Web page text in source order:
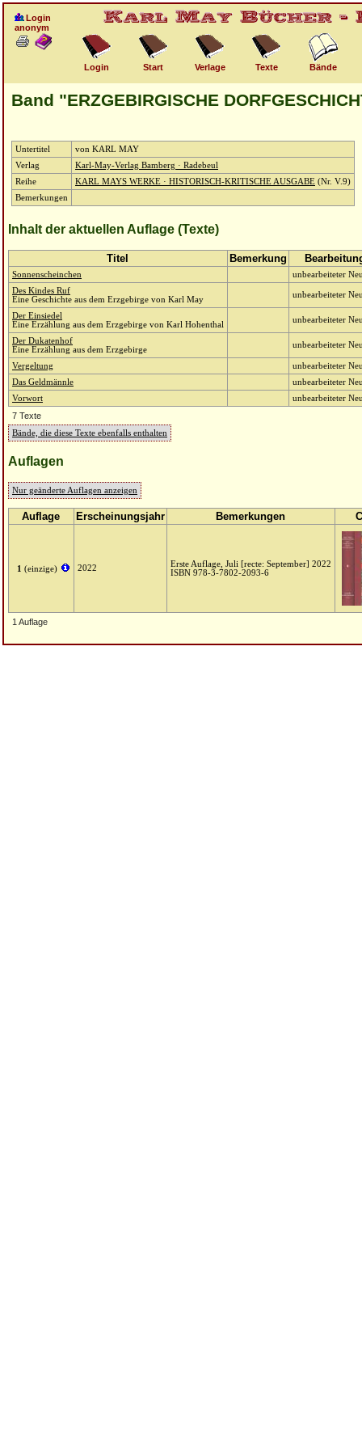
Login
anonym
Login Start Verlage Texte Bände
Band "ERZGEBIRGISCHE
Untertitel
von KARL MAY
Verlag
Karl-May-Verlag Bamberg · Radebeul
Reihe
KARL MAYS WERKE · HISTORISCH-KRITISCHE AUSGABE (Nr. V.9)
Bemerkungen
Inhalt der aktuellen Auflage (Texte)
Titel Bemerkung
Sonnenscheinchen
unbearbeiteter
Des Kindes Ruf
Eine Geschichte aus dem Erzgebirge von Karl May
unbearbeiteter
Der Einsiedel
Eine Erzählung aus dem Erzgebirge von Karl Hohenthal
unbearbeiteter
Der Dukatenhof
Eine Erzählung aus dem Erzgebirge
unbearbeiteter
Vergeltung
unbearbeiteter
Das Geldmännle
unbearbeiteter
Vorwort
unbearbeiteter
7 Texte
Bände, die diese Texte ebenfalls enthalten
Auflagen
Nur geänderte Auflagen anzeigen
Auflage Erscheinungsjahr Bemerkungen
1 (einzige) 2022
Erste Auflage, Juli [recte: September] 2022
ISBN 978-3-7802-2093-6
1 Auflage